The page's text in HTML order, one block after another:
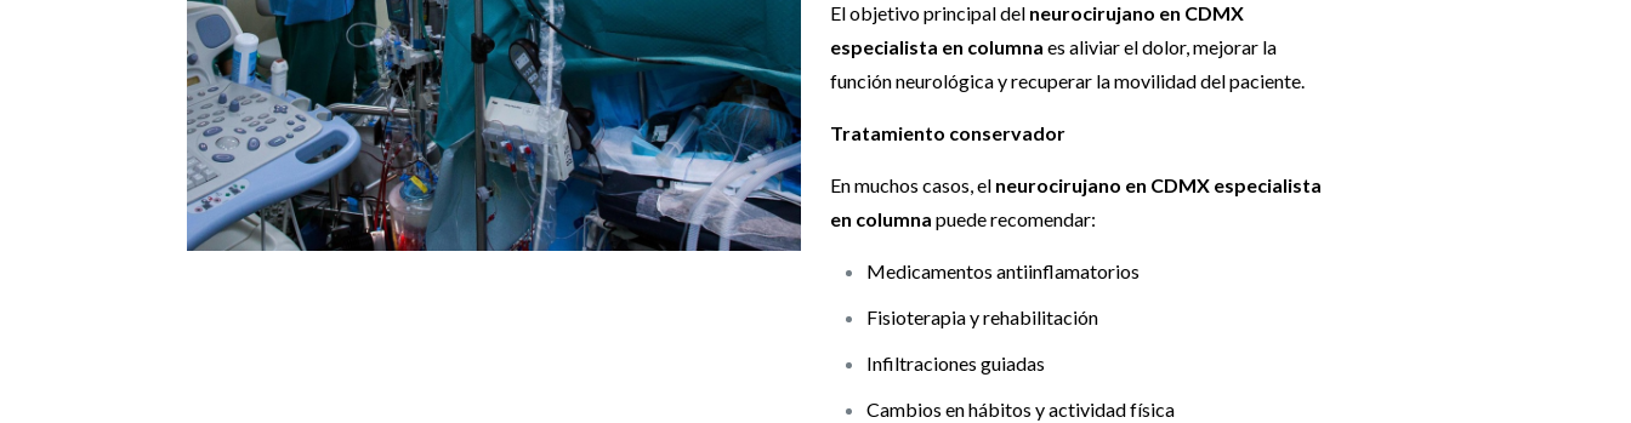
El objetivo principal del neurocirujano en CDMX
especialista en columna es aliviar el dolor, mejorar la
función neurológica y recuperar la movilidad del paciente.
Tratamiento conservador
En muchos casos, el neurocirujano en CDMX especialista
en columna puede recomendar:
Medicamentos antiinflamatorios
Fisioterapia y rehabilitación
Infiltraciones guiadas
Cambios en hábitos y actividad física